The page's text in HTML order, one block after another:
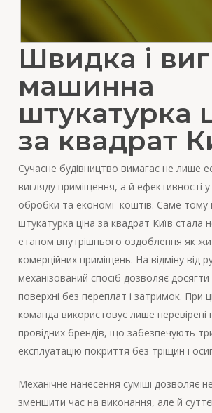
Швидка і
машинна
штукатурка
за квадрат
Сучасне будівництво вимагає не лише
вигляду приміщення, а й ефективності у
обробки та економії коштів. Саме
штукатурка ціна за квадрат Київ стала
етапом внутрішнього оздоблення як
комерційних приміщень. На відміну від
механізований спосіб дозволяє досягти
поверхні без переплат і затримок. При
команда використовує лише перевірені
провідних брендів, що забезпечують
експлуатацію покриття без тріщин і
Механічне нанесення суміші дозволяє
зменшити час на виконання, але й